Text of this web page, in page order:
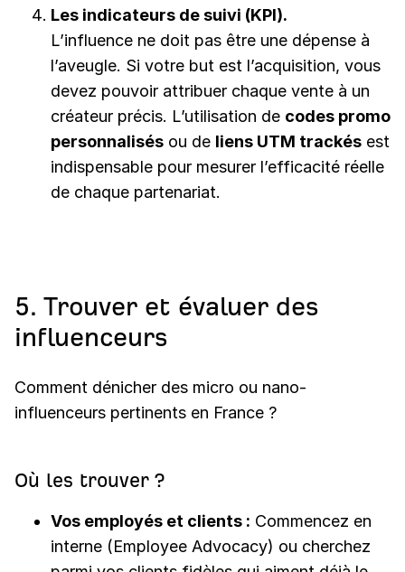
Les indicateurs de suivi (KPI).
L’influence ne doit pas être une dépense à
l’aveugle. Si votre but est l’acquisition, vous
devez pouvoir attribuer chaque vente à un
créateur précis. L’utilisation de codes promo
personnalisés ou de liens UTM trackés est
indispensable pour mesurer l’efficacité réelle
de chaque partenariat.
5. Trouver et évaluer des
influenceurs
Comment dénicher des micro ou nano-
influenceurs pertinents en France ?
Où les trouver ?
Vos employés et clients : Commencez en
interne (Employee Advocacy) ou cherchez